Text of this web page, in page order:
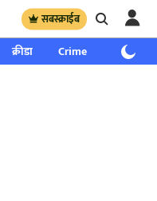
सबस्क्राईब
क्रीडा Crime साप्ताहिक